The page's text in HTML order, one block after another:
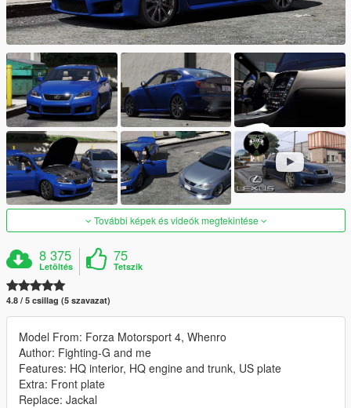
További képek és videók megtekintése
8 375
Letöltés
75
Tetszik
4.8 / 5 csillag (5 szavazat)
Model From: Forza Motorsport 4, Whenro
Author: Fighting-G and me
Features: HQ interior, HQ engine and trunk, US plate
Extra: Front plate
Replace: Jackal